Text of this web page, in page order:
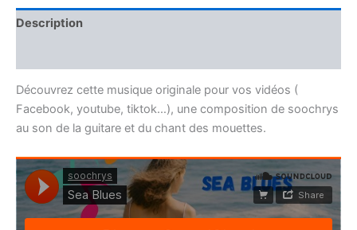
Description
Découvrez cette musique originale pour vos vidéos (
Facebook, youtube, tiktok…), une composition de soochrys
au son de la guitare et du chant des mouettes.